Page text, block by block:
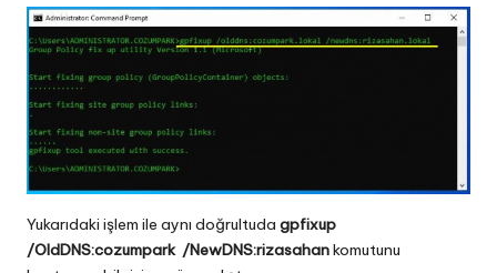
Yukarıdaki işlem ile aynı doğrultuda gpfixup
/OldDNS:cozumpark /NewDNS:rizasahankomutunu